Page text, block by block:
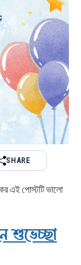
SHARE
এই পোস্টটি ভালো
শুভেচ্ছা